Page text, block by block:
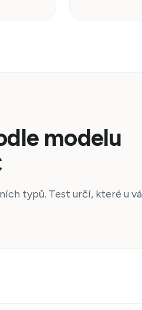
modelu
typů. Test určí, které u